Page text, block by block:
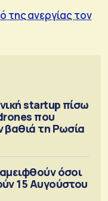
ανεργίας τον
startup πίσω
που
βαθιά τη Ρωσία
όσοι
15 Αυγούστου